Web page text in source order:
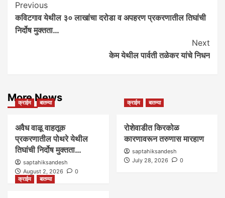
Post
Navigation
Previous
कविटगाव येथील ३० लाखांचा दरोडा व अपहरण प्रकरणातील तिघांची
निर्दोष मुक्तता…
Next
केम येथील पार्वती तळेकर यांचे निधन
More News
क्राईम बातम्या
अवैध वाळू वाहतूक
प्रकरणातील पोथरे येथील
तिघांची निर्दोष मुक्तता…
saptahiksandesh
August 2, 2026
0
क्राईम बातम्या
रोशेवाडीत किरकोळ
कारणावरून तरुणास मारहाण
saptahiksandesh
July 28, 2026
0
क्राईम बातम्या